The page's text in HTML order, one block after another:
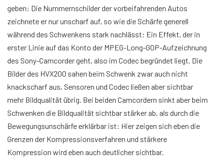
geben: Die Nummernschilder der vorbeifahrenden Autos
zeichnete er nur unscharf auf, so wie die Schärfe generell
während des Schwenkens stark nachlässt: Ein Effekt, der in
erster Linie auf das Konto der MPEG-Long-GOP-Aufzeichnung
des Sony-Camcorder geht, also im Codec begründet liegt. Die
Bilder des HVX200 sahen beim Schwenk zwar auch nicht
knackscharf aus, Sensoren und Codec ließen aber sichtbar
mehr Bildqualität übrig. Bei beiden Camcordern sinkt aber beim
Schwenken die Bildqualität sichtbar stärker ab, als durch die
Bewegungsunschärfe erklärbar ist: Hier zeigen sich eben die
Grenzen der Kompressionsverfahren und stärkere
Kompression wird eben auch deutlicher sichtbar.